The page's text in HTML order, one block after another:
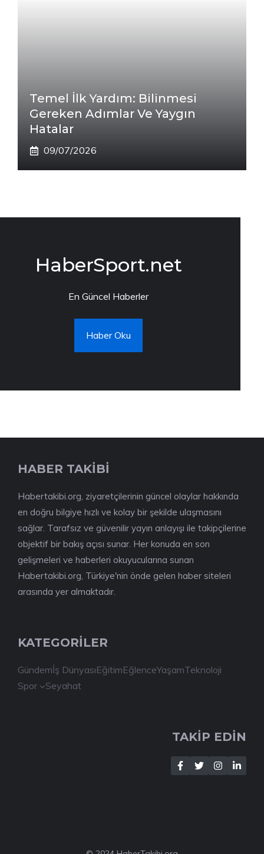
Temel İlk Yardım: Bilinmesi
Gereken Adımlar Ve Yaygın
Hatalar
09/07/2026
HaberSport.net
En Güncel Haberler
Haber Oku
HABER TAKİBİ
Habertakibi.org, ziyaretçilerinin güncel olaylar hakkında
en doğru bilgiye hızlı ve kolay bir şekilde ulaşmasını
sağlar. Tarafsız ve güvenilir yayın anlayışı ile takipçilerine
objektif bir bakış açısı sunar. Her konuda en son
gelişmeleri ve haberleri okuyucularına sunan
Habertakibi.org, Türkiye'nin önde gelen haber siteleri
arasında yer almaktadır.
KATEGORİLER
Gündemİş DünyasıEğitimEğlenceYaşamTeknoloji
Spor
Seyahat
TAKİP EDİN